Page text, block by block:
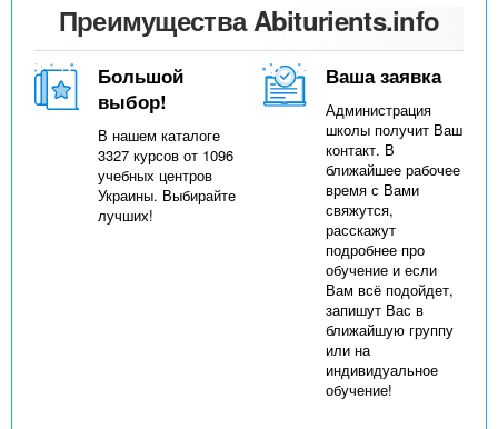
Преимущества Abiturients.info
Большой
выбор!
В нашем каталоге
3327 курсов от 1096
учебных центров
Украины. Выбирайте
лучших!
Ваша заявка
Администрация
школы получит Ваш
контакт. В
ближайшее рабочее
время с Вами
свяжутся,
расскажут
подробнее про
обучение и если
Вам всё подойдет,
запишут Вас в
ближайшую группу
или на
индивидуальное
обучение!